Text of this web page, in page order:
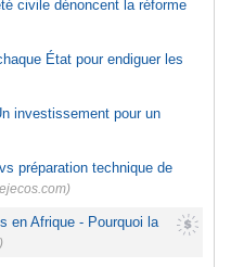
civile dénoncent la réforme
État pour endiguer les
investissement pour un
préparation technique de
en Afrique - Pourquoi la